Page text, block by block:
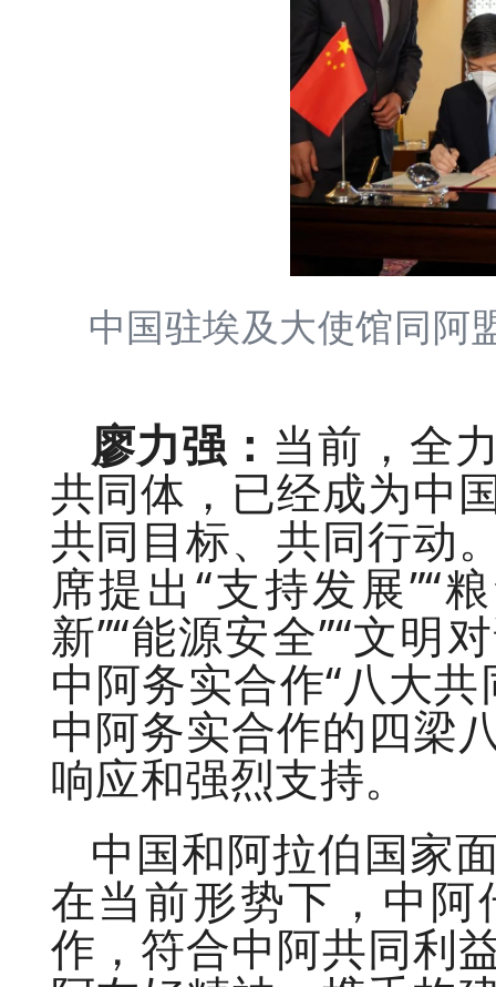
中国驻埃及大使馆同阿
廖力强： 当前，全
共同体，已经成为中
共同目标、共同行动
席提出“支持发展”“
新”“能源安全”“文明
中阿务实合作“八大
中阿务实合作的四梁
响应和强烈支持。
中国和阿拉伯国家
在当前形势下，中
作，符合中阿共同利